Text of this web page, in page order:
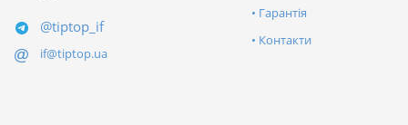
@tiptop_if
if@tiptop.ua
Гарантія
Контакти